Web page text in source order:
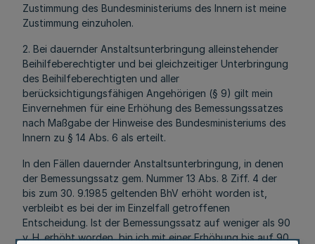
Zustimmung des Bundesministeriums des Innern ist meine
Zustimmung einzuholen.
2. Bei dauernder Anstaltsunterbringung alleinstehender
Beihilfeberechtigter und bei gleichzeitiger Unterbringung
des Beihilfeberechtigten und aller
berücksichtigungsfähigen Angehörigen (§ 9) gilt mein
Einvernehmen für eine Erhöhung des Bemessungssatzes
nach Maßgabe der Hinweise des Bundesministeriums des
Innern zu § 14 Abs. 6 als erteilt.
In den Fällen dauernder Anstaltsunterbringung, in denen
der Bemessungssatz gem. Nummer 13 Abs. 8 Ziff. 4 der
bis zum 30. 9.1985 geltenden BhV erhöht worden ist,
verbleibt es bei der im Einzelfall getroffenen
Entscheidung. Ist der Bemessungssatz auf weniger als 90
v. H. erhöht worden, bin ich mit einer Erhöhung bis auf 90